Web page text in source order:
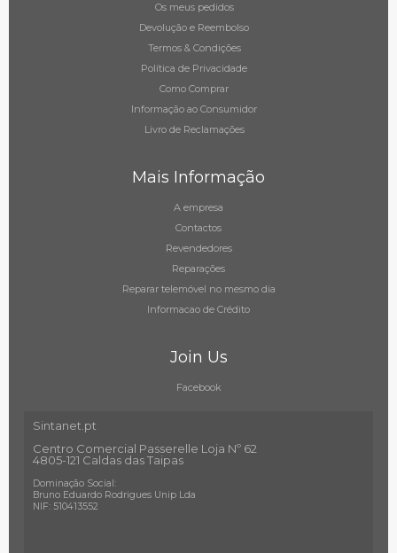
Os meus pedidos
Devolução e Reembolso
Termos & Condições
Política de Privacidade
Como Comprar
Informação ao Consumidor
Livro de Reclamações
Mais Informação
A empresa
Contactos
Revendedores
Reparações
Reparar telemóvel no mesmo dia
Informacao de Crédito
Join Us
Facebook
Sintanet.pt
Centro Comercial Passerelle Loja Nº 62
4805-121 Caldas das Taipas
Dominação Social:
Bruno Eduardo Rodrigues Unip Lda
NIF: 510413552